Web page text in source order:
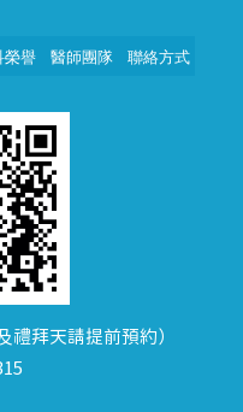
榮譽 醫師團隊 聯絡方式
禮拜天請提前預約）